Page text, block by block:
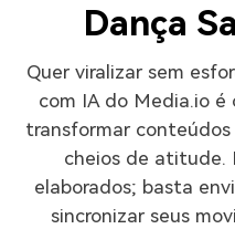
Dança
Quer viralizar sem
com IA do Media.io é
transformar conteúdos
cheios de atitude.
elaborados; basta
sincronizar seus